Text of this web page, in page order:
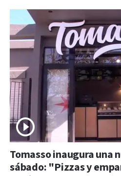
Tomasso inaugura una
sábado: "Pizzas y